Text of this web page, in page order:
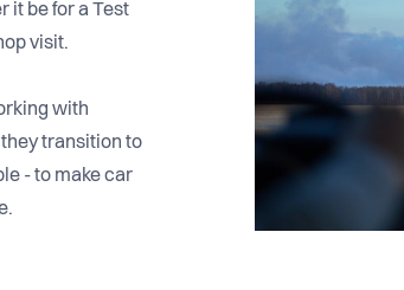
it be for a Test
visit.
with
transition to
- to make car